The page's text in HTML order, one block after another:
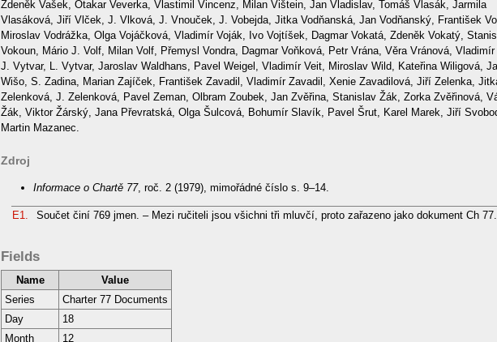
Zdroj
Informace o Chartě 77, roč. 2 (1979), mimořádné číslo s. 9–14.
E1. Součet činí 769 jmen. – Mezi ručiteli jsou všichni tři mluvčí, proto zařazeno jako dokument Ch 77.
Fields
Name
Value
Series
Charter 77 Documents
Day
18
Month
12